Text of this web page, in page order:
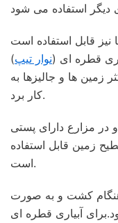
قطره ای (نوار تیپ)
زمین ها و جالیزها به
کار برد.
در مزارع دارای پستی
زمین قابل استفاده
است.
کشت و به صورت
آبیاری قطره ای